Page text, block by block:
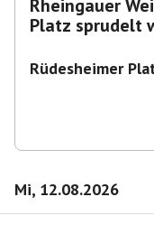
Rheingauer
Platz sprudelt
Rüdesheimer
Mi, 12.08.2026